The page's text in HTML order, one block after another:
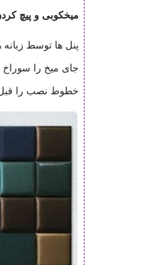
میخکوبی و پیچ
پنل ها توسط زبانه
جای میخ را سوراخ
خطوط نصب را قبل